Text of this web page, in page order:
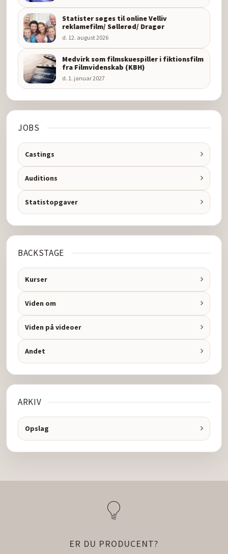
Statister søges til online Velliv
reklamefilm/ Søllerød/ Dragør
d. 12. august 2026
Medvirk som filmskuespiller i fiktionsfilm
fra Filmvidenskab (KBH)
d. 1. januar 2027
JOBS
Castings
Auditions
Statistopgaver
BACKSTAGE
Kurser
Viden om
Viden på videoer
Andet
ARKIV
Opslag
ER DU PRODUCENT?